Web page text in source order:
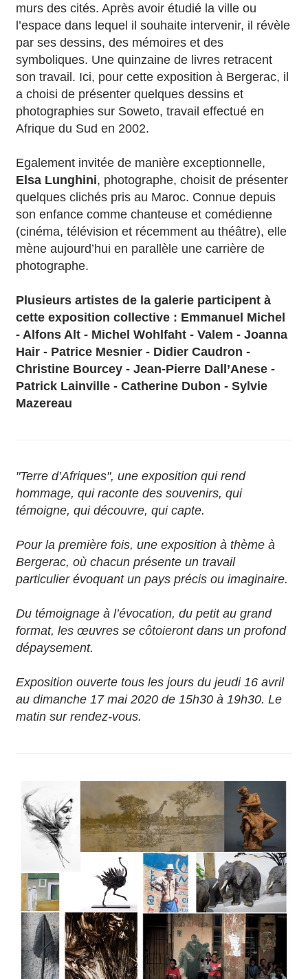
murs des cités. Après avoir étudié la ville ou
l’espace dans lequel il souhaite intervenir, il révèle
par ses dessins, des mémoires et des
symboliques. Une quinzaine de livres retracent
son travail. Ici, pour cette exposition à Bergerac, il
a choisi de présenter quelques dessins et
photographies sur Soweto, travail effectué en
Afrique du Sud en 2002.
Egalement invitée de manière exceptionnelle,
Elsa Lunghini, photographe, choisit de présenter
quelques clichés pris au Maroc. Connue depuis
son enfance comme chanteuse et comédienne
(cinéma, télévision et récemment au théâtre), elle
mène aujourd’hui en parallèle une carrière de
photographe.
Plusieurs artistes de la galerie participent à
cette exposition collective : Emmanuel Michel
- Alfons Alt - Michel Wohlfaht - Valem - Joanna
Hair - Patrice Mesnier - Didier Caudron -
Christine Bourcey - Jean-Pierre Dall’Anese -
Patrick Lainville - Catherine Dubon - Sylvie
Mazereau
"Terre d’Afriques", une exposition qui rend
hommage, qui raconte des souvenirs, qui
témoigne, qui découvre, qui capte.
Pour la première fois, une exposition à thème à
Bergerac, où chacun présente un travail
particulier évoquant un pays précis ou imaginaire.
Du témoignage à l’évocation, du petit au grand
format, les œuvres se côtoieront dans un profond
dépaysement.
Exposition ouverte tous les jours du jeudi 16 avril
au dimanche 17 mai 2020 de 15h30 à 19h30. Le
matin sur rendez-vous.